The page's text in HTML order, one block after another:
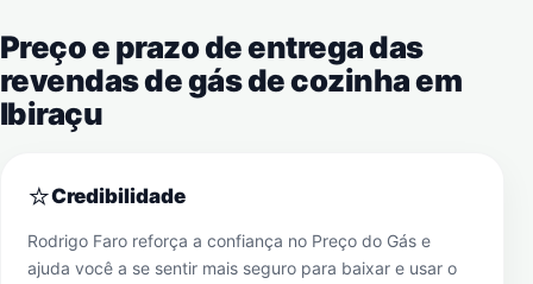
Preço e prazo de entrega das
revendas de gás de cozinha em
Ibiraçu
⭐Credibilidade
Rodrigo Faro reforça a confiança no Preço do Gás e
ajuda você a se sentir mais seguro para baixar e usar o